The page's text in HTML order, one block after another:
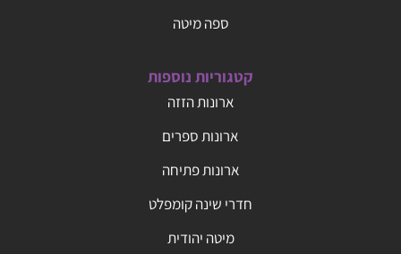
ספה מיטה
קטגוריות נוספות
ארונות הזזה
ארונות ספרים
ארונות פתיחה
חדרי שינה קומפלט
מיטה יהודית